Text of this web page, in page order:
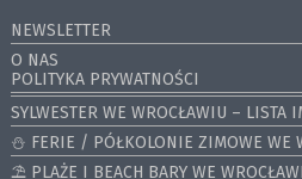
NEWSLETTER
O NAS
POLITYKA PRYWATNOŚCI
SYLWESTER WE WROCŁAWIU – LISTA
⛄️ FERIE / PÓŁKOLONIE ZIMOWE WE
⛱️ PLAŻE I BEACH BARY WE